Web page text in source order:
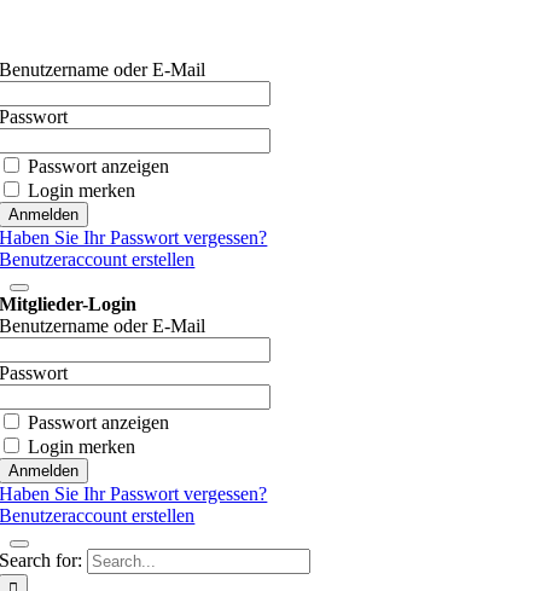
Benutzername oder E-Mail
Passwort
Passwort anzeigen
Login merken
Haben Sie Ihr Passwort vergessen?
Benutzeraccount erstellen
Mitglieder-Login
Benutzername oder E-Mail
Passwort
Passwort anzeigen
Login merken
Haben Sie Ihr Passwort vergessen?
Benutzeraccount erstellen
Search for: